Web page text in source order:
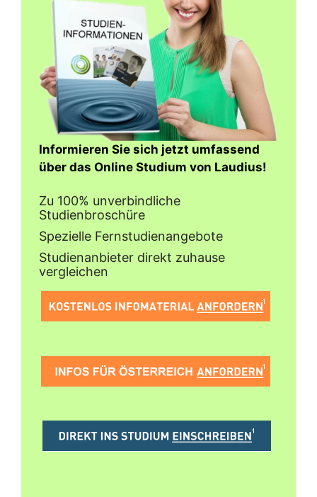
Informieren Sie sich jetzt umfassend
über das Online Studium von Laudius!
Zu 100% unverbindliche
Studienbroschüre
Spezielle Fernstudienangebote
Studienanbieter direkt zuhause
vergleichen